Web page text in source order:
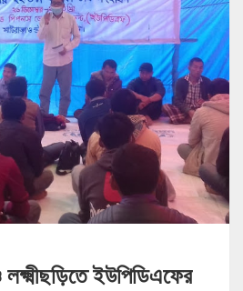
লক্ষ্মীছড়িতে ইউপিডিএফের